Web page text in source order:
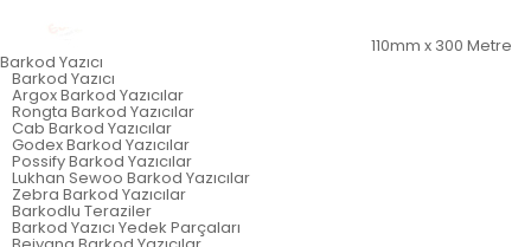
110mm x 300 Metre
Barkod Yazıcı
Barkod Yazıcı
Argox Barkod Yazıcılar
Rongta Barkod Yazıcılar
Cab Barkod Yazıcılar
Godex Barkod Yazıcılar
Possify Barkod Yazıcılar
Lukhan Sewoo Barkod Yazıcılar
Zebra Barkod Yazıcılar
Barkodlu Teraziler
Barkod Yazıcı Yedek Parçaları